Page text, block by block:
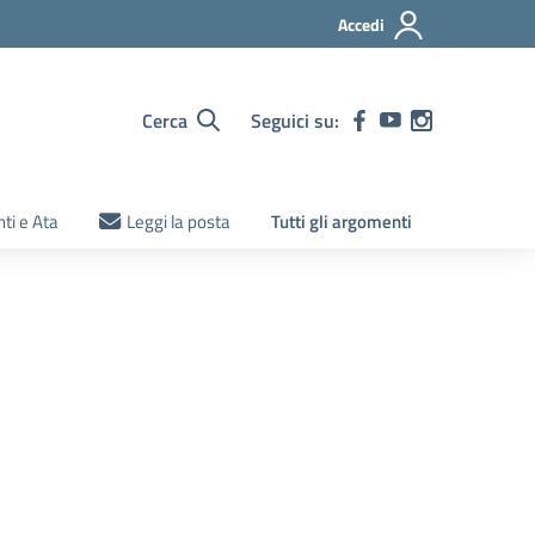
Accedi
Cerca Seguici su:
e Ata Leggi la posta Tutti gli argomenti